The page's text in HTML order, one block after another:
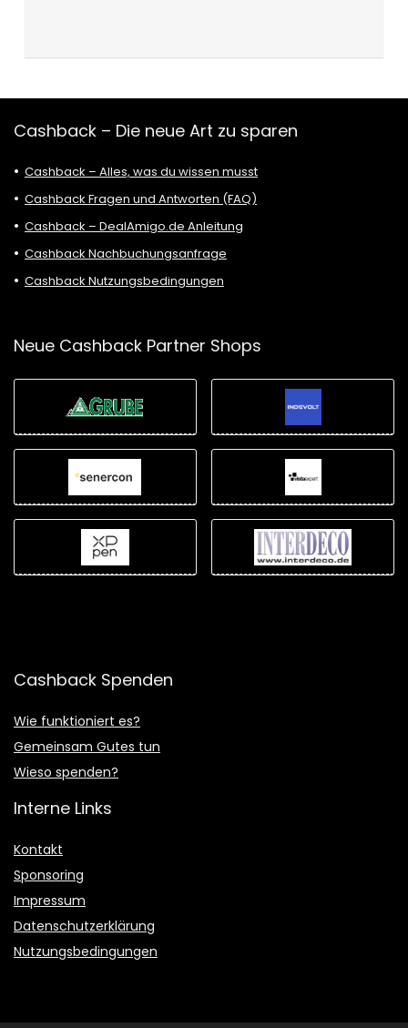
Cashback – Die neue Art zu sparen
Cashback – Alles, was du wissen musst
Cashback Fragen und Antworten (FAQ)
Cashback – DealAmigo.de Anleitung
Cashback Nachbuchungsanfrage
Cashback Nutzungsbedingungen
Neue Cashback Partner Shops
Cashback Spenden
Wie funktioniert es?
Gemeinsam Gutes tun
Wieso spenden?
Interne Links
Kontakt
Sponsoring
Impressum
Datenschutzerklärung
Nutzungsbedingungen